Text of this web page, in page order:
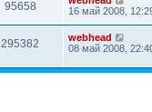
95658
16 май 2008,
295382
webhead
08 май 2008,